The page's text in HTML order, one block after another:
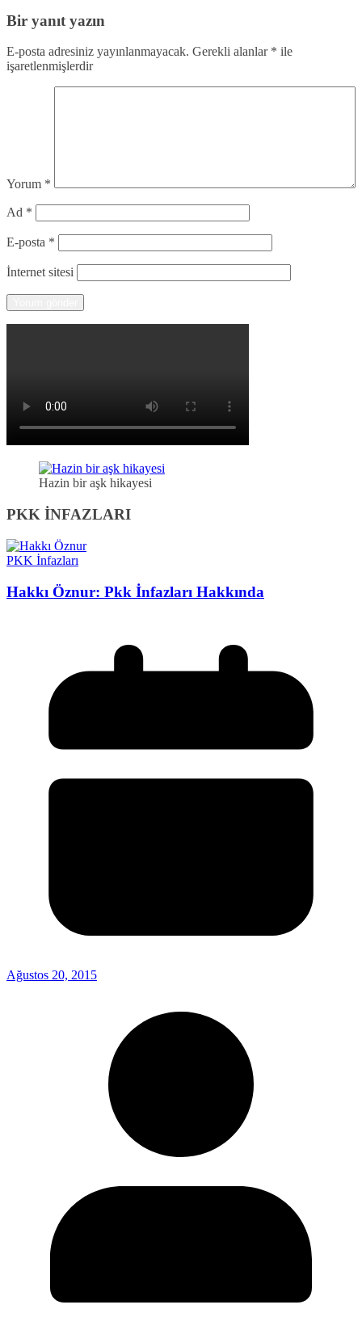
Bir yanıt yazın
E-posta adresiniz yayınlanmayacak. Gerekli alanlar * ile
işaretlenmişlerdir
Yorum *
Ad *
E-posta *
İnternet sitesi
Hazin bir aşk hikayesi
PKK İNFAZLARI
PKK İnfazları
Hakkı Öznur: Pkk İnfazları Hakkında
Ağustos 20, 2015